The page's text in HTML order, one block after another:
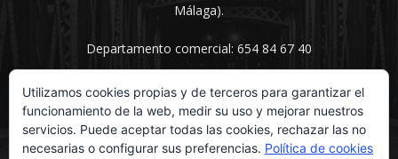
Málaga).
Departamento comercial: 654 84 67 40
SÍGUENOS
Utilizamos cookies propias y de terceros para garantizar el
funcionamiento de la web, medir su uso y mejorar nuestros
servicios. Puede aceptar todas las cookies, rechazar las no
necesarias o configurar sus preferencias. Política de cookies